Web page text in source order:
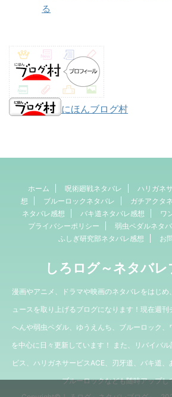
る
にほんブログ村
ホーム 呪術廻戦ネタバレ
ハリガネ
想
ブルーロックネタバレ ガチアクタ
ネタバレ感想
バキ道ネタバレ感想
ワ
プライバシーポリシー
弱虫ペダルネタ
ふしぎ研究部ネタバレ感想
お
しろログ～ネタバレ
漫画やアニメ、ドラマや映画のネタバレをはじめ
ュースを取り上げるブログになります！現在週
へんや弱虫ペダル、ゆうえんち、ブルーロック、
を中心に日々更新しています！ また、リバイバ
ビス、ハリガネサービスACE、刃牙道、バキ道、
ブルーロックなども随時アップし